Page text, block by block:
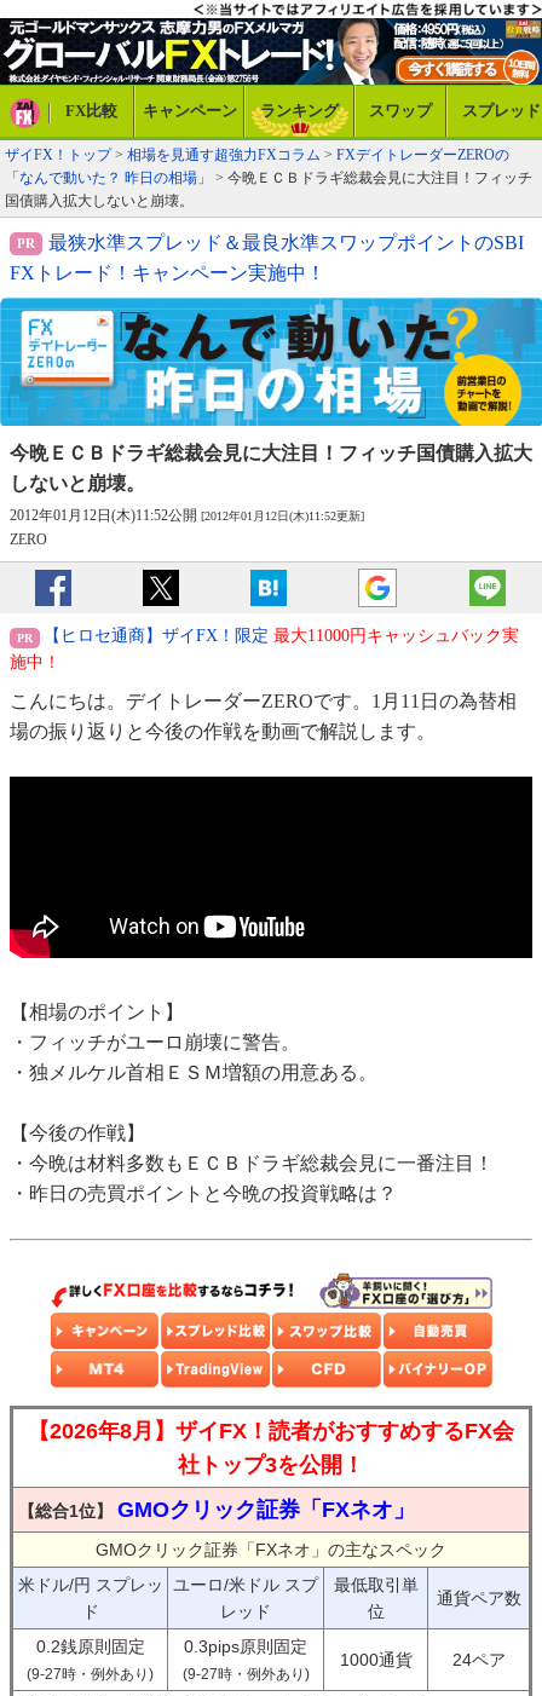
FX比較 キャンペーン ランキング スワップ スプレッド
ザイFX！トップ> 相場を見通す超強力FXコラム > FXデイトレーダーZEROの
「なんで動いた？ 昨日の相場」
> 今晩ＥＣＢドラギ総裁会見に大注目！フィッチ
国債購入拡大しないと崩壊。
最狭水準スプレッド＆最良水準スワップポイントのSBI
FXトレード！キャンペーン実施中！
今晩ＥＣＢドラギ総裁会見に大注目！ フィッチ国債購入拡大
しないと崩壊。
2012年01月12日(木)11:52公開 [2012年01月12日(木)11:52更新]
ZERO
【ヒロセ通商】ザイFX！限定 最大11000円キャッシュバック実
施中！
こんにちは。デイトレーダーZEROです。1月11日の為替相
場の振り返りと今後の作戦を動画で解説します。
【相場のポイント】
・フィッチがユーロ崩壊に警告。
・独メルケル首相ＥＳＭ増額の用意ある。
【今後の作戦】
・今晩は材料多数もＥＣＢドラギ総裁会見に一番注目！
・昨日の売買ポイントと今晩の投資戦略は？
【2026年8月】ザイFX！読者がおすすめするFX会
社トップ3を公開！
【総合1位】 GMOクリック証券「FXネオ」
GMOクリック証券「FXネオ」の主なスペック
米ドル/円 スプレッ
ド
ユーロ/米ドル スプ
レッド
最低取引単
位
通貨ペア数
0.2銭原則固定
(9-27時・例外あり)
0.3pips原則固定
(9-27時・例外あり)
1000通貨 24ペア